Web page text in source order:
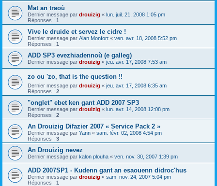
Mat an traoù
Dernier message par drouizig « lun. juil. 21, 2008 1:05 pm
Réponses : 1
Vive le druide et servez le cidre !
Dernier message par Alan Monfort « ven. avr. 18, 2008 5:52 pm
Réponses : 1
ADD SP3 evezhiadennoù (e galleg)
Dernier message par drouizig « jeu. avr. 17, 2008 7:53 am
zo ou 'zo, that is the question !!
Dernier message par drouizig « jeu. avr. 17, 2008 6:35 am
Réponses : 2
"onglet" ebet ken gant ADD 2007 SP3
Dernier message par drouizig « lun. avr. 14, 2008 12:08 pm
Réponses : 2
An Drouizig Difazier 2007 « Service Pack 2 »
Dernier message par Yann « sam. févr. 02, 2008 4:54 pm
Réponses : 3
An Drouizig nevez
Dernier message par kalon plouha « ven. nov. 30, 2007 1:39 pm
ADD 2007SP1 - Kudenn gant an esaouenn didroc'hus
Dernier message par drouizig « sam. nov. 24, 2007 5:04 pm
Réponses : 1